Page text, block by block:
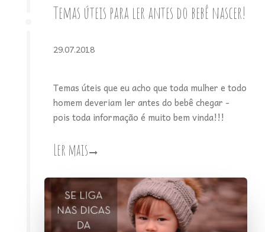
Temas úteis para ler antes do bebê nascer!
29.07.2018
Temas úteis que eu acho que toda mulher e todo
homem deveriam ler antes do bebê chegar -
pois toda informação é muito bem vinda!!!
Ler mais